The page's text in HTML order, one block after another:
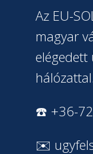
Az EU-
magyar
elégedett
hálózattal.
☎️ +36-
✉️